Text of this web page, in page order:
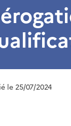
le 25/07/2024